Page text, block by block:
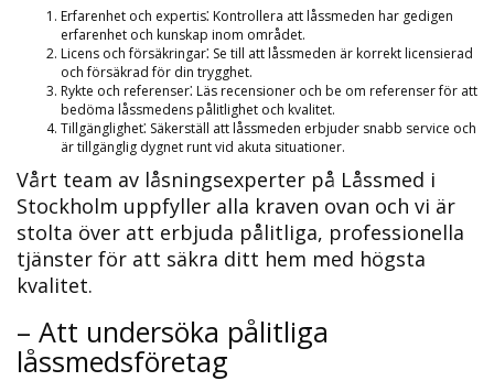
Erfarenhet och expertis⁚ Kontrollera att låssmeden har gedigen
erfarenhet och kunskap inom området.​
Licens och försäkringar⁚ Se till att låssmeden är korrekt licensierad
och försäkrad för din trygghet.​
Rykte och referenser⁚ Läs recensioner och be om referenser för att
bedöma låssmedens pålitlighet och kvalitet.​
Tillgänglighet⁚ Säkerställ att låssmeden erbjuder snabb service och
är tillgänglig dygnet runt vid akuta situationer.​
Vårt team av låsningsexperter på Låssmed i
Stockholm uppfyller alla kraven ovan och vi är
stolta över att erbjuda pålitliga, professionella
tjänster för att säkra ditt hem med högsta
kvalitet.​
– Att undersöka pålitliga
låssmedsföretag